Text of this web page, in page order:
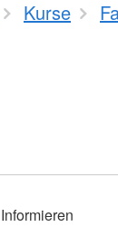
Kurse
Informieren